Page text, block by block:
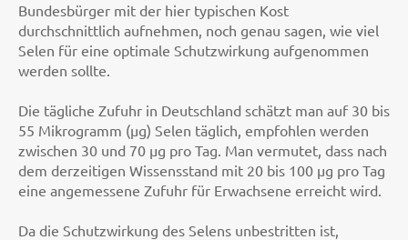
Bundesbürger mit der hier typischen Kost
durchschnittlich aufnehmen, noch genau sagen, wie viel
Selen für eine optimale Schutzwirkung aufgenommen
werden sollte.
Die tägliche Zufuhr in Deutschland schätzt man auf 30 bis
55 Mikrogramm (µg) Selen täglich, empfohlen werden
zwischen 30 und 70 µg pro Tag. Man vermutet, dass nach
dem derzeitigen Wissensstand mit 20 bis 100 µg pro Tag
eine angemessene Zufuhr für Erwachsene erreicht wird.
Da die Schutzwirkung des Selens unbestritten ist,